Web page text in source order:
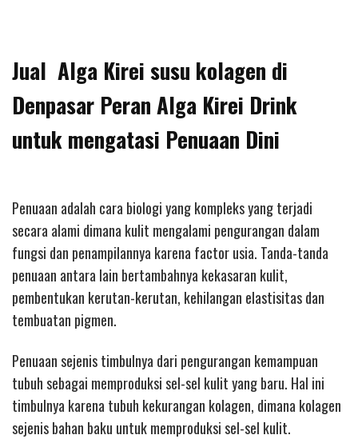
Jual Alga Kirei susu kolagen di
Denpasar Peran Alga Kirei Drink
untuk mengatasi Penuaan Dini
Penuaan adalah cara biologi yang kompleks yang terjadi
secara alami dimana kulit mengalami pengurangan dalam
fungsi dan penampilannya karena factor usia. Tanda-tanda
penuaan antara lain bertambahnya kekasaran kulit,
pembentukan kerutan-kerutan, kehilangan elastisitas dan
tembuatan pigmen.
Penuaan sejenis timbulnya dari pengurangan kemampuan
tubuh sebagai memproduksi sel-sel kulit yang baru. Hal ini
timbulnya karena tubuh kekurangan kolagen, dimana kolagen
sejenis bahan baku untuk memproduksi sel-sel kulit.